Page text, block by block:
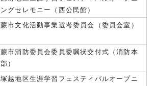
ングセレモニー（西公民館）
蕨市文化活動事業選考委員会（委員会室）
蕨市消防委員会委員委嘱状交付式（消防本
部）
塚越地区生涯学習フェスティバルオープニ